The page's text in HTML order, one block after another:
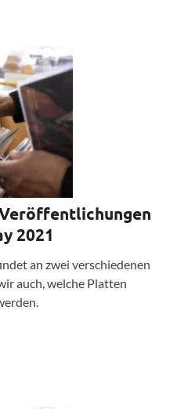
2021
an zwei verschiedenen
auch, welche Platten